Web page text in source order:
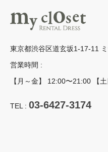
東京都渋谷区道玄坂1-17-11
営業時間 :
【月～金】 12:00〜21:00 【
TEL : 03-6427-3174